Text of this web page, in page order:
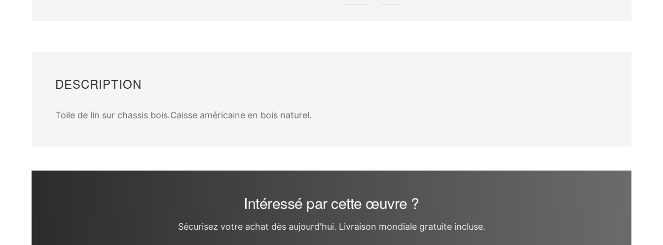
DESCRIPTION
Toile de lin sur chassis bois.Caisse américaine en bois naturel.
Intéressé par cette œuvre ?
Sécurisez votre achat dès aujourd'hui. Livraison mondiale gratuite incluse.